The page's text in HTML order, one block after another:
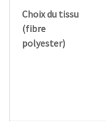
Choix du tissu
(fibre
polyester)